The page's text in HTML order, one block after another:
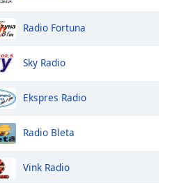
Radio Fortuna
Sky Radio
Ekspres Radio
Radio Bleta
Vink Radio